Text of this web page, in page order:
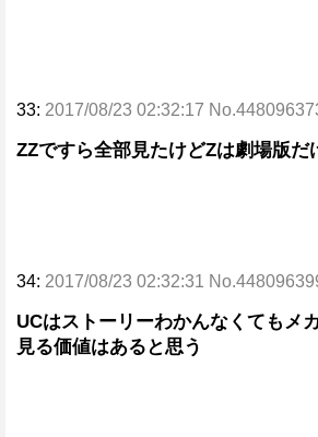
33: 2017/08/23 02:32:17
ZZですら全部見たけどZは劇場版だ
34: 2017/08/23 02:32:31
UCはストーリーわかんなくてもメ
見る価値はあると思う